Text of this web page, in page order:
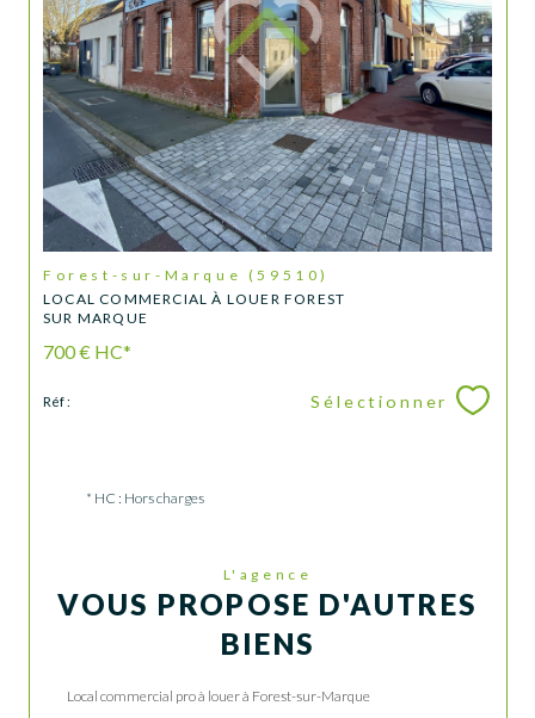
Forest-sur-Marque (59510)
LOCAL COMMERCIAL À LOUER FOREST
SUR MARQUE
700 € HC*
Réf : Sélectionner
* HC : Hors charges
L'agence
VOUS PROPOSE D'AUTRES
BIENS
Local commercial pro à louer à Forest-sur-Marque